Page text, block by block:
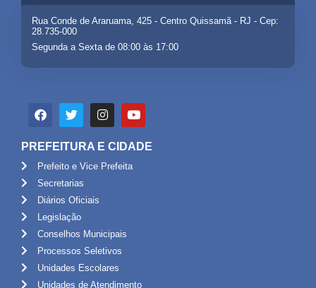
Rua Conde de Araruama, 425 - Centro Quissamã - RJ - Cep:
28.735-000
Segunda a Sexta de 08:00 às 17:00
PREFEITURA E CIDADE
Prefeito e Vice Prefeita
Secretarias
Diários Oficiais
Legislação
Conselhos Municipais
Processos Seletivos
Unidades Escolares
Unidades de Atendimento